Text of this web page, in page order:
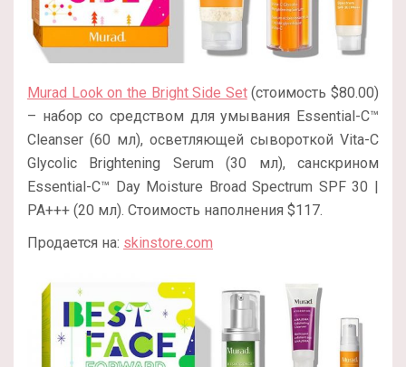
Murad Look on the Bright Side Set(стоимость $80.00)
– набор со средством для умывания Essential-C™
Cleanser (60 мл), осветляющей сывороткой Vita-C
Glycolic Brightening Serum (30 мл), санскрином
Essential-C™ Day Moisture Broad Spectrum SPF 30 |
PA+++ (20 мл). Стоимость наполнения $117.
Продается на: skinstore.com